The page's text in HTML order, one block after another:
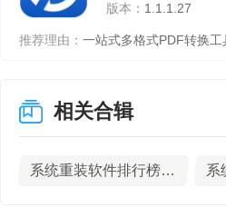
版本： 1.1.1.27
推荐理由： 一站式多格式PDF转换工
相关合辑
系统重装软件排行榜前10名下载